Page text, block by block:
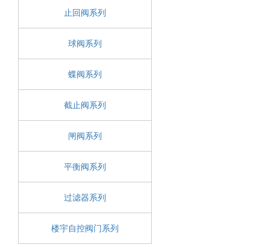
止回阀系列
球阀系列
蝶阀系列
截止阀系列
闸阀系列
平衡阀系列
过滤器系列
楼宇自控阀门系列